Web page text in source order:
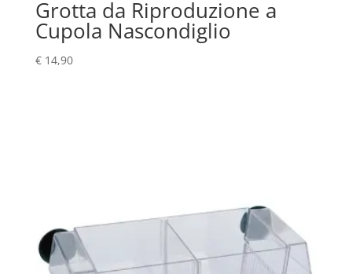
Grotta da Riproduzione a
Cupola Nascondiglio
€14,90